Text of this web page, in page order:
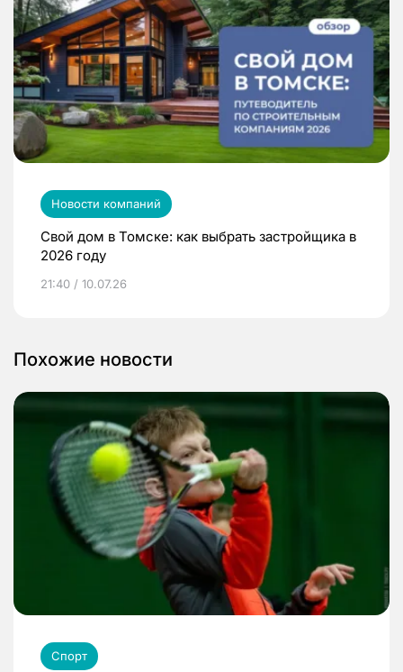
Новости компаний
Свой дом в Томске: как выбрать застройщика в
2026 году
21:40 / 10.07.26
Похожие новости
Спорт